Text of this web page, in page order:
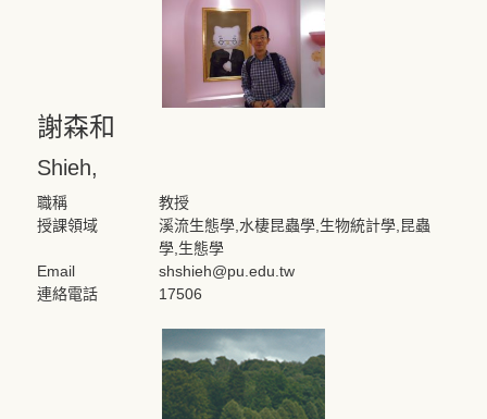
謝森和
Shieh,
職稱
教授
授課領域
溪流生態學,水棲昆蟲學,生物統計學,昆蟲
學,生態學
Email
shshieh@pu.edu.tw
連絡電話
17506